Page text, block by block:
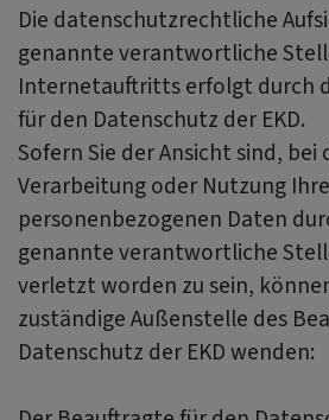
Die datenschutzrechtliche
genannte verantwortliche
Internetauftritts erfolgt durch
für den Datenschutz der EKD.
Sofern Sie der Ansicht sind, bei
Verarbeitung oder Nutzung
personenbezogenen Daten
genannte verantwortliche
verletzt worden zu sein,
zuständige Außenstelle des
Datenschutz der EKD wenden: